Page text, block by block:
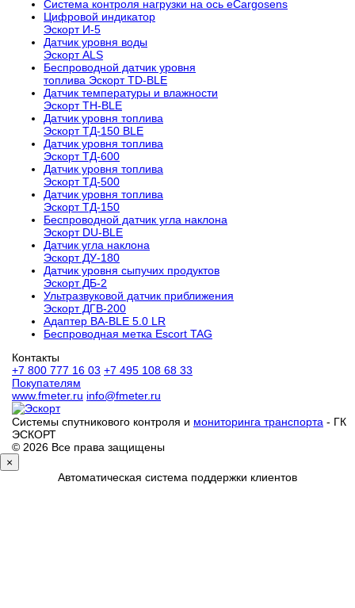
Cистема контроля нагрузки на ось eCargosens
Цифровой индикатор
Эскорт И-5
Датчик уровня воды
Эскорт ALS
Беспроводной датчик уровня
топлива Эскорт TD-BLE
Датчик температуры и влажности
Эскорт TH-BLE
Датчик уровня топлива
Эскорт ТД-150 BLE
Датчик уровня топлива
Эскорт ТД-600
Датчик уровня топлива
Эскорт ТД-500
Датчик уровня топлива
Эскорт ТД-150
Беспроводной датчик угла наклона
Эскорт DU-BLE
Датчик угла наклона
Эскорт ДУ-180
Датчик уровня сыпучих продуктов
Эскорт ДБ-2
Ультразвуковой датчик приближения
Эскорт ДГВ-200
Aдаптер BA-BLE 5.0 LR
Беспроводная метка Escort TAG
Контакты
+7 800 777 16 03 +7 495 108 68 33
Покупателям
www.fmeter.ru info@fmeter.ru
Системы спутникового контроля и мониторинга транспорта - ГК
ЭСКОРТ
© 2026 Все права защищены
×
Автоматическая система поддержки клиентов